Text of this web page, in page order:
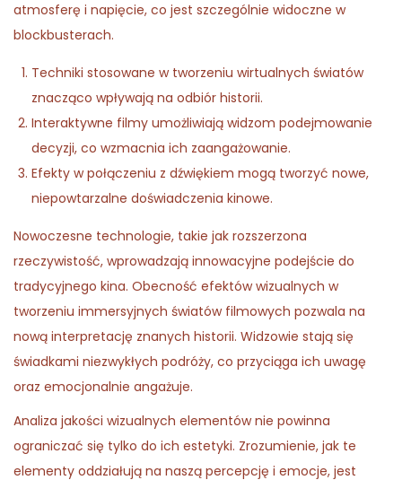
atmosferę i napięcie, co jest szczególnie widoczne w
blockbusterach.
Techniki stosowane w tworzeniu wirtualnych światów
znacząco wpływają na odbiór historii.
Interaktywne filmy umożliwiają widzom podejmowanie
decyzji, co wzmacnia ich zaangażowanie.
Efekty w połączeniu z dźwiękiem mogą tworzyć nowe,
niepowtarzalne doświadczenia kinowe.
Nowoczesne technologie, takie jak rozszerzona
rzeczywistość, wprowadzają innowacyjne podejście do
tradycyjnego kina. Obecność efektów wizualnych w
tworzeniu immersyjnych światów filmowych pozwala na
nową interpretację znanych historii. Widzowie stają się
świadkami niezwykłych podróży, co przyciąga ich uwagę
oraz emocjonalnie angażuje.
Analiza jakości wizualnych elementów nie powinna
ograniczać się tylko do ich estetyki. Zrozumienie, jak te
elementy oddziałują na naszą percepcję i emocje, jest